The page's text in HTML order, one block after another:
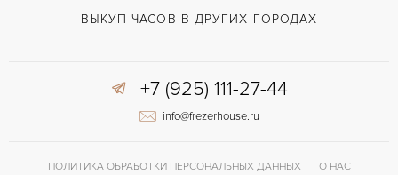
ВОЗМОЖНОСТИ ДОСТАВКИ С документами, С футляром
Застежка с помощью шипа
ВЫКУП ЧАСОВ В ДРУГИХ ГОРОДАХ
+7 (925) 111-27-44
info@frezerhouse.ru
ПОЛИТИКА ОБРАБОТКИ ПЕРСОНАЛЬНЫХ ДАННЫХ
О НАС